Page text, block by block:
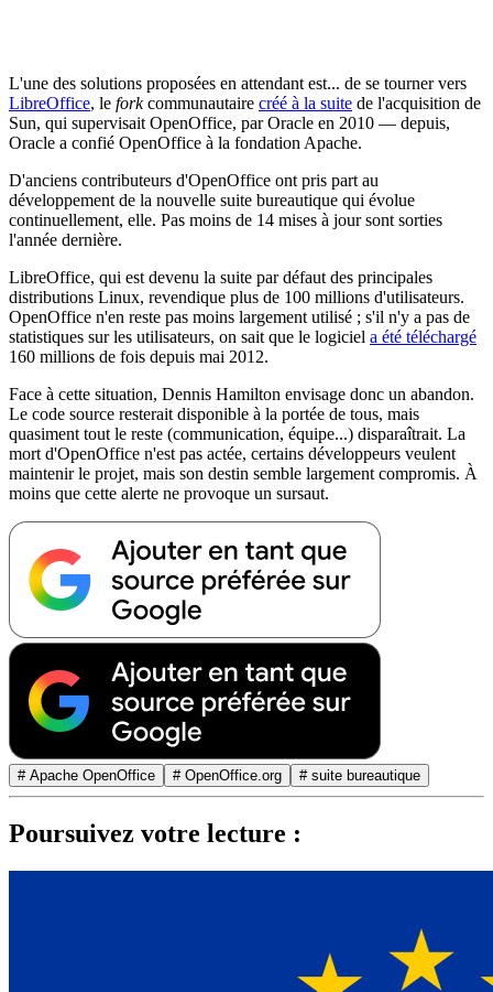
L'une des solutions proposées en attendant est... de se tourner vers
LibreOffice, le forkcommunautaire créé à la suite de l'acquisition de
Sun, qui supervisait OpenOffice, par Oracle en 2010 — depuis,
Oracle a confié OpenOffice à la fondation Apache.
D'anciens contributeurs d'OpenOffice ont pris part au
développement de la nouvelle suite bureautique qui évolue
continuellement, elle. Pas moins de 14 mises à jour sont sorties
l'année dernière.
LibreOffice, qui est devenu la suite par défaut des principales
distributions Linux, revendique plus de 100 millions d'utilisateurs.
OpenOffice n'en reste pas moins largement utilisé ; s'il n'y a pas de
statistiques sur les utilisateurs, on sait que le logiciel a été téléchargé
160 millions de fois depuis mai 2012.
Face à cette situation, Dennis Hamilton envisage donc un abandon.
Le code source resterait disponible à la portée de tous, mais
quasiment tout le reste (communication, équipe...) disparaîtrait. La
mort d'OpenOffice n'est pas actée, certains développeurs veulent
maintenir le projet, mais son destin semble largement compromis. À
moins que cette alerte ne provoque un sursaut.
# Apache OpenOffice # OpenOffice.org # suite bureautique
Poursuivez votre lecture :